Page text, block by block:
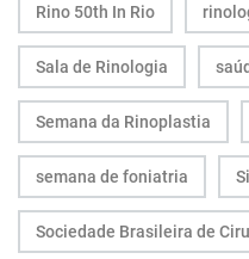
Rino 50th In Rio
Sala de Rinologia
Semana da Rinoplastia
semana de foniatria
Sociedade Brasileira de